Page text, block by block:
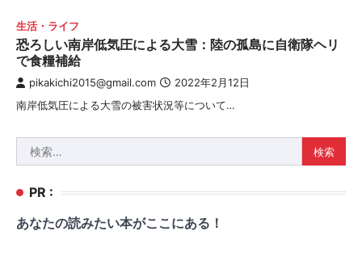
生活・ライフ
恐ろしい南岸低気圧による大雪：陸の孤島に自衛隊ヘリ
で食糧補給
pikakichi2015@gmail.com 2022年2月12日
南岸低気圧による大雪の被害状況等について…
索:
PR :
あなたの読みたい本がここにある！